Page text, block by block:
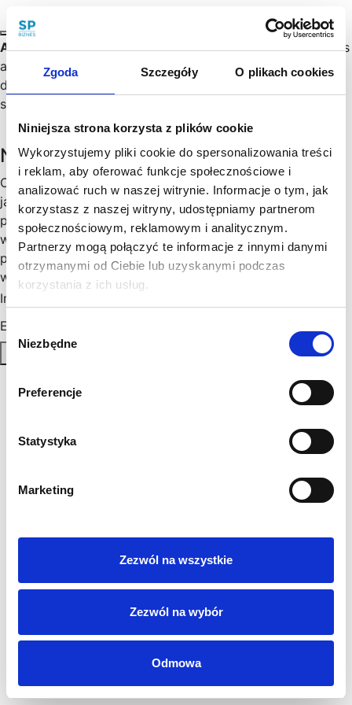
Zgoda Szczegóły O plikach cookies
Niniejsza strona korzysta z plików cookie
Wykorzystujemy pliki cookie do spersonalizowania treści
i reklam, aby oferować funkcje społecznościowe i
analizować ruch w naszej witrynie. Informacje o tym, jak
korzystasz z naszej witryny, udostępniamy partnerom
społecznościowym, reklamowym i analitycznym.
Partnerzy mogą połączyć te informacje z innymi danymi
otrzymanymi od Ciebie lub uzyskanymi podczas
korzystania z ich usług.
Wybór
zgody
Niezbędne
Preferencje
Statystyka
Marketing
Zezwól na wszystkie
Zezwól na wybór
Odmowa
Artificial Intelligence(English: Artificial Intelligence, “AI”) is
an extremely broad topic. It is increasingly being widely
discussed in the scientific, journalistic and political
spheres.…
Newsletter
Chętny, chętna na więcej praktycznych porad prawnych
jak wesprzeć rozwój Twojego biznesu, zoptymalizować
podatki, zminimalizować formalności? Cenimy Twój czas:
wysyłamy konkrety, rzetelne informacje sprawdzone w
praktyce i ważne aktualizacje w prawie, które mogą mieć
wpływ na Twoj biznes. Skorzystaj!
Imię
Email
Zapisz się
Regulamin
Sygnaliści
Login
Kontakt